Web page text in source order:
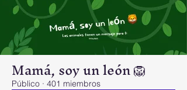
Mamá, soy un león 🦁
Público · 401 miembros